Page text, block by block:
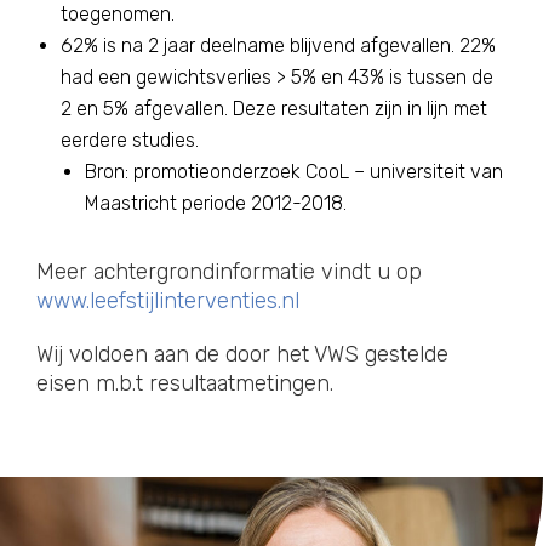
toegenomen.
62% is na 2 jaar deelname blijvend afgevallen. 22%
had een gewichtsverlies > 5% en 43% is tussen de
2 en 5% afgevallen. Deze resultaten zijn in lijn met
eerdere studies.
Bron: promotieonderzoek CooL – universiteit van
Maastricht periode 2012-2018.
Meer achtergrondinformatie vindt u op
www.leefstijlinterventies.nl
Wij voldoen aan de door het VWS gestelde
eisen m.b.t resultaatmetingen.